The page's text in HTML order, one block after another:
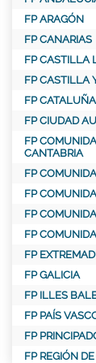
FP ARAGÓN
FP CANARIAS
FP CASTILLA
FP CASTILLA
FP CATALUÑA
FP CIUDAD
FP
CANTABRIA
FP
FP
FP
FP
FP
FP GALICIA
FP ILLES
FP PAÍS
FP
FP REGIÓN